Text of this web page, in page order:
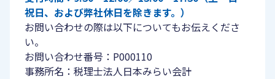
祝日、および弊社休日を除きます。）
お問い合わせの際は以下についてもお伝えくださ
い。
お問い合わせ番号：P000110
事務所名：税理士法人日本みらい会計